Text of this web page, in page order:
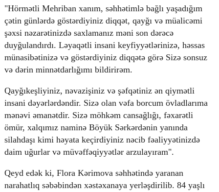
"Hörmətli Mehriban xanım, səhhətimlə bağlı yaşadığım
çətin günlərdə göstərdiyiniz diqqət, qayğı və müalicəmi
şəxsi nəzarətinizdə saxlamanız məni son dərəcə
duyğulandırdı. Ləyaqətli insani keyfiyyətlərinizə, həssas
münasibətinizə və göstərdiyiniz diqqətə görə Sizə sonsuz
və dərin minnətdarlığımı bildirirəm.
Qayğıkeşliyiniz, nəvazişiniz və şəfqətiniz ən qiymətli
insani dəyərlərdəndir. Sizə olan vəfa borcum övladlarıma
mənəvi əmanətdir. Sizə möhkəm cansağlığı, fəxarətli
ömür, xalqımız naminə Böyük Sərkərdənin yanında
silahdaşı kimi həyata keçirdiyiniz nəcib fəaliyyətinizdə
daim uğurlar və müvəffəqiyyətlər arzulayıram".
Qeyd edək ki, Flora Kərimova səhhətində yaranan
narahatlıq səbəbindən xəstəxanaya yerləşdirilib. 84 yaşlı